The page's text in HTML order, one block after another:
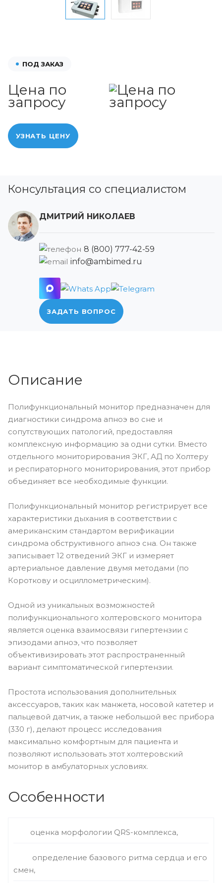
ПОД ЗАКАЗ
Цена по
запросу
УЗНАТЬ ЦЕНУ
Консультация со специалистом
ДМИТРИЙ НИКОЛАЕВ
8 (800) 777-42-59
info@ambimed.ru
ЗАДАТЬ ВОПРОС
Описание
Полифункциональный монитор предназначен для
диагностики синдрома апноэ во сне и
сопутствующих патологий, предоставляя
комплексную информацию за одни сутки. Вместо
отдельного мониторирования ЭКГ, АД по Холтеру
и респираторного мониторирования, этот прибор
объединяет все необходимые функции.
Полифункциональный монитор регистрирует все
характеристики дыхания в соответствии с
американским стандартом верификации
синдрома обструктивного апноэ сна. Он также
записывает 12 отведений ЭКГ и измеряет
артериальное давление двумя методами (по
Короткову и осциллометрическим).
Одной из уникальных возможностей
полифункционального холтеровского монитора
является оценка взаимосвязи гипертензии с
эпизодами апноэ, что позволяет
объективизировать этот распространенный
вариант симптоматической гипертензии.
Простота использования дополнительных
аксессуаров, таких как манжета, носовой катетер и
пальцевой датчик, а также небольшой вес прибора
(330 г), делают процесс исследования
максимально комфортным для пациента и
позволяют использовать этот холтеровский
монитор в амбулаторных условиях.
Особенности
оценка морфологии QRS-комплекса,
определение базового ритма сердца и его
смен,